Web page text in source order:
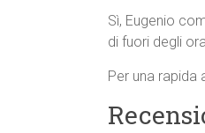
Sì, Eugenio
di fuori degli
Per una rapida